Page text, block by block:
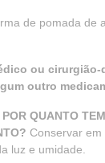
de pomada de
ou
outro
QUANTO
Conservar
luz e umidade.